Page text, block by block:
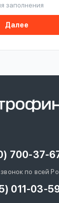
заполнения
Далее
700-37-
по всей
011-03-